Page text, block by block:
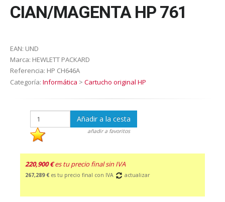
CIAN/MAGENTA HP 761
EAN: UND
Marca: HEWLETT PACKARD
Referencia: HP CH646A
Categoría: Informática > Cartucho original HP
Añadir a la cesta
añadir a favoritos
220,900 € es tu precio final sin IVA
267,289 € es tu precio final con IVA actualizar